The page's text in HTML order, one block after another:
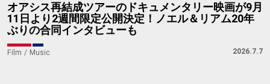
オアシス再結成ツアーのドキュメンタリー映画が9月
11日より2週間限定公開決定！ノエル＆リアム20年
ぶりの合同インタビューも
Film Music 2026.7.7